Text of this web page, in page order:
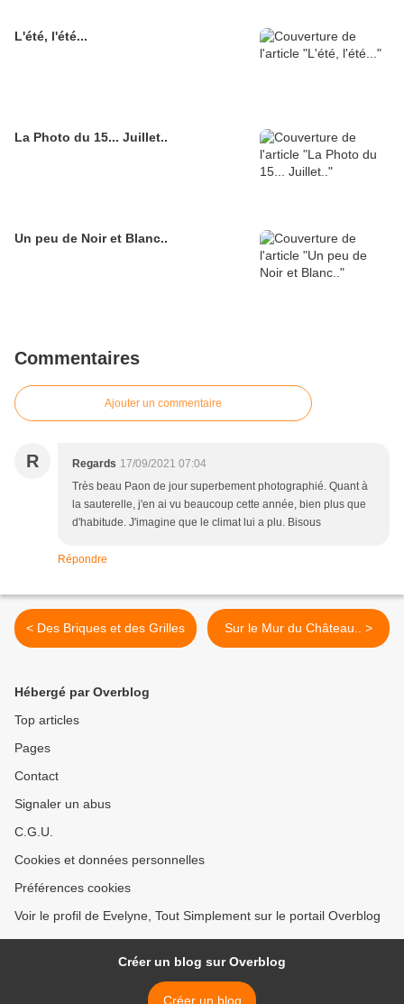
L'été, l'été...
La Photo du 15... Juillet..
Un peu de Noir et Blanc..
Commentaires
Ajouter un commentaire
R Regards 17/09/2021 07:04
Très beau Paon de jour superbement photographié. Quant à
la sauterelle, j'en ai vu beaucoup cette année, bien plus que
d'habitude. J'imagine que le climat lui a plu. Bisous
Répondre
< Des Briques et des Grilles Sur le Mur du Château.. >
Hébergé par Overblog
Top articles
Pages
Contact
Signaler un abus
C.G.U.
Cookies et données personnelles
Préférences cookies
Voir le profil de Evelyne, Tout Simplement sur le portail Overblog
Créer un blog sur Overblog
Créer un blog